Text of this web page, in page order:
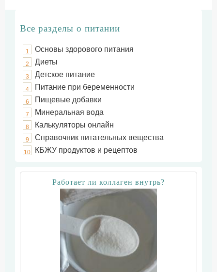
Все разделы о питании
1 Основы здорового питания
2 Диеты
3 Детское питание
4 Питание при беременности
6 Пищевые добавки
7 Минеральная вода
8 Калькуляторы онлайн
9 Справочник питательных вещества
10 КБЖУ продуктов и рецептов
Работает ли коллаген внутрь?